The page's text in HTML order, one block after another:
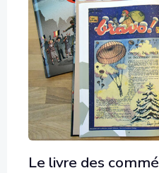
Le livre des